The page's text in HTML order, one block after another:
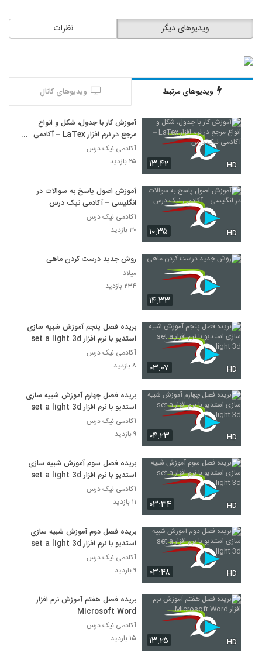
نظرات ویدیوهای دیگر
ویدیوهای مرتبط ویدیوهای کانال
۱۳:۴۲ HD
آموزش کار با جدول، شکل و انواع
مرجع در نرم افزار LaTex – آکادمی
نیک درس
آکادمی نیک درس
۲۵ بازدید
۱۰:۳۵ HD
آموزش اصول پاسخ به سوالات در
انگلیسی – آکادمی نیک درس
آکادمی نیک درس
۳۰ بازدید
۱۴:۳۳
روش جدید درست کردن ماهی
میلاد
۲۳۴ بازدید
۰۳:۰۷ HD
بریده فصل پنجم آموزش شبیه سازی
استدیو با نرم افزار set a light 3d
آکادمی نیک درس
۸ بازدید
۰۴:۲۳ HD
بریده فصل چهارم آموزش شبیه سازی
استدیو با نرم افزار set a light 3d
آکادمی نیک درس
۹ بازدید
۰۳:۳۴ HD
بریده فصل سوم آموزش شبیه سازی
استدیو با نرم افزار set a light 3d
آکادمی نیک درس
۱۱ بازدید
۰۳:۴۸ HD
بریده فصل دوم آموزش شبیه سازی
استدیو با نرم افزار set a light 3d
آکادمی نیک درس
۹ بازدید
۱۳:۲۵ HD
بریده فصل هفتم آموزش نرم افزار
Microsoft Word
آکادمی نیک درس
۱۵ بازدید